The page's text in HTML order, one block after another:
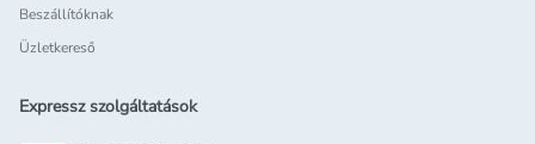
Beszállítóknak
Üzletkereső
Expressz szolgáltatások